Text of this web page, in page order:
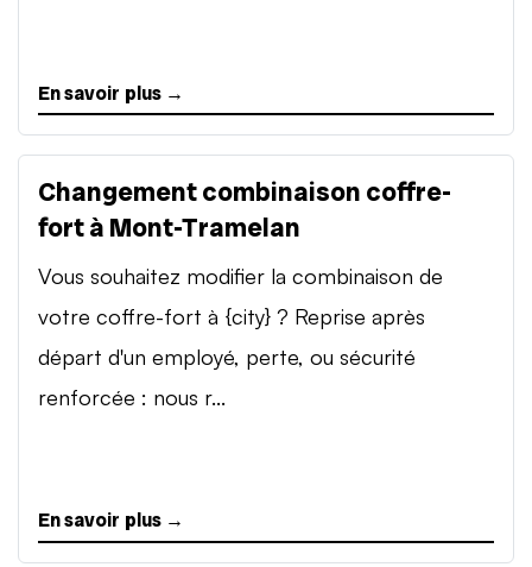
En savoir plus →
Changement combinaison coffre-
fort à Mont-Tramelan
Vous souhaitez modifier la combinaison de
votre coffre-fort à {city} ? Reprise après
départ d'un employé, perte, ou sécurité
renforcée : nous r...
En savoir plus →